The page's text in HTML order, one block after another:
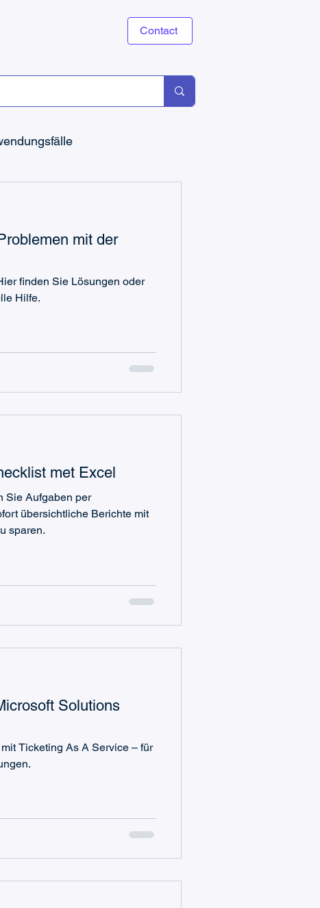
Contact
mit der
finden Sie Lösungen oder
Hilfe.
met Excel
Sie Aufgaben per
übersichtliche Berichte mit
sparen.
Solutions
Ticketing As A Service – für